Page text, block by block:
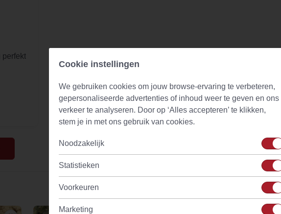
perfekt
Cookie instellingen
We gebruiken cookies om jouw browse-ervaring te verbeteren,
gepersonaliseerde advertenties of inhoud weer te geven en ons
verkeer te analyseren. Door op ‘Alles accepteren’ te klikken,
stem je in met ons gebruik van cookies.
Noodzakelijk
Statistieken
Voorkeuren
Marketing